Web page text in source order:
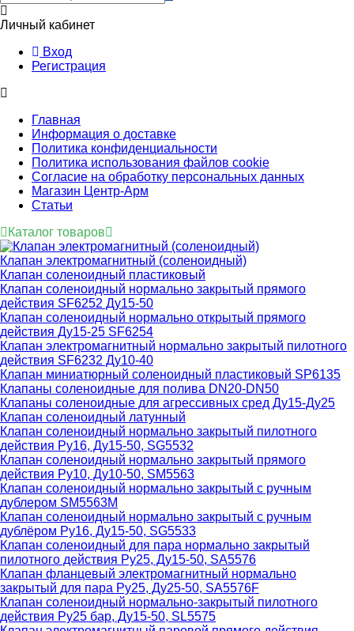
Личный кабинет
Вход
Регистрация
Главная
Информация о доставке
Политика конфиденциальности
Политика использования файлов cookie
Согласие на обработку персональных данных
Магазин Центр-Арм
Статьи
Каталог товаров
Клапан электромагнитный (соленоидный)
Клапан соленоидный пластиковый
Клапан соленоидный нормально закрытый прямого
действия SF6252 Ду15-50
Клапан соленоидный нормально открытый прямого
действия Ду15-25 SF6254
Клапан электромагнитный нормально закрытый пилотного
действия SF6232 Ду10-40
Клапан миниатюрный соленоидный пластиковый SP6135
Клапаны соленоидные для полива DN20-DN50
Клапаны соленоидные для агрессивных сред Ду15-Ду25
Клапан соленоидный латунный
Клапан соленоидный нормально закрытый пилотного
действия Ру16, Ду15-50, SG5532
Клапан соленоидный нормально закрытый прямого
действия Ру10, Ду10-50, SM5563
Клапан соленоидный нормально закрытый с ручным
дублером SM5563M
Клапан соленоидный нормально закрытый с ручным
дублёром Ру16, Ду15-50, SG5533
Клапан соленоидный для пара нормально закрытый
пилотного действия Ру25, Ду15-50, SA5576
Клапан фланцевый электромагнитный нормально
закрытый для пара Ру25, Ду25-50, SA5576F
Клапан соленоидный нормально-закрытый пилотного
действия Ру25 бар, Ду15-50, SL5575